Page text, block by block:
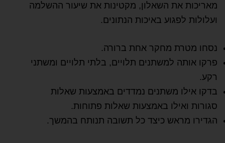
מאריכות את השאלון, מקטינות את שיעור ההשלמה
ועלולות לפגוע באיכות הנתונים.
נסחו מטרת מחקר אחת ברורה.
פרקו אותה למשתנים תלויים, בלתי תלויים ומשתני
רקע.
בדקו אילו משתנים נמדדים באמצעות שאלות
סגורות ואילו באמצעות שאלות פתוחות.
הגדירו מראש כיצד כל תשובה תנותח בהמשך.